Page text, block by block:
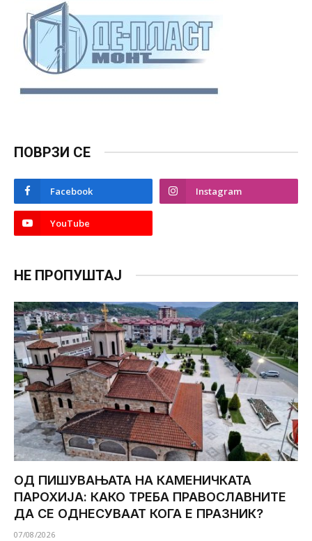
ПОВРЗИ СЕ
Facebook Instagram
YouTube
НЕ ПРОПУШТАЈ
ОД ПИШУВАЊАТА НА КАМЕНИЧКАТА
ПАРОХИЈА: КАКО ТРЕБА ПРАВОСЛАВНИТЕ
ДА СЕ ОДНЕСУВААТ КОГА Е ПРАЗНИК?
07/08/2026